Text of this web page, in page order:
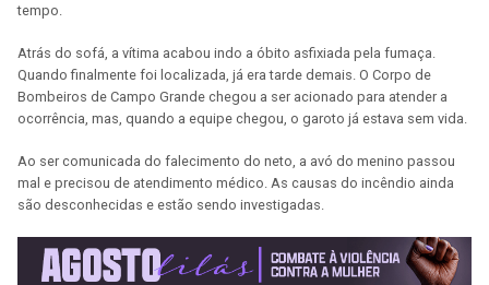
tempo.
Atrás do sofá, a vítima acabou indo a óbito asfixiada pela fumaça.
Quando finalmente foi localizada, já era tarde demais. O Corpo de
Bombeiros de Campo Grande chegou a ser acionado para atender a
ocorrência, mas, quando a equipe chegou, o garoto já estava sem vida.
Ao ser comunicada do falecimento do neto, a avó do menino passou
mal e precisou de atendimento médico. As causas do incêndio ainda
são desconhecidas e estão sendo investigadas.